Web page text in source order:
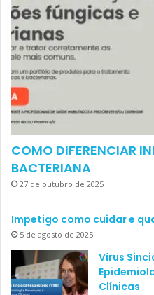
COMO DIFERENCIAR
BACTERIANA
27 de outubro de 2025
Impetigo como cuidar e
5 de agosto de 2025
Vírus
Clínicas